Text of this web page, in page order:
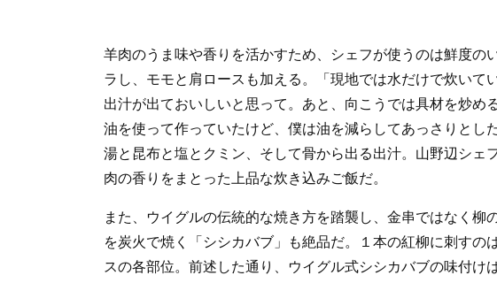
羊肉のうま味や香りを活かすため、シェフが使うのは鮮度の
ラし、モモと肩ロースも加える。「現地では水だけで炊いて
出汁が出ておいしいと思って。あと、向こうでは具材を炒め
油を使って作っていたけど、僕は油を減らしてあっさりとし
湯と昆布と塩とクミン、そして骨から出る出汁。山野辺シェ
肉の香りをまとった上品な炊き込みご飯だ。
また、ウイグルの伝統的な焼き方を踏襲し、金串ではなく柳
を炭火で焼く「シシカバブ」も絶品だ。１本の紅柳に刺すの
スの各部位。前述した通り、ウイグル式シシカバブの味付け